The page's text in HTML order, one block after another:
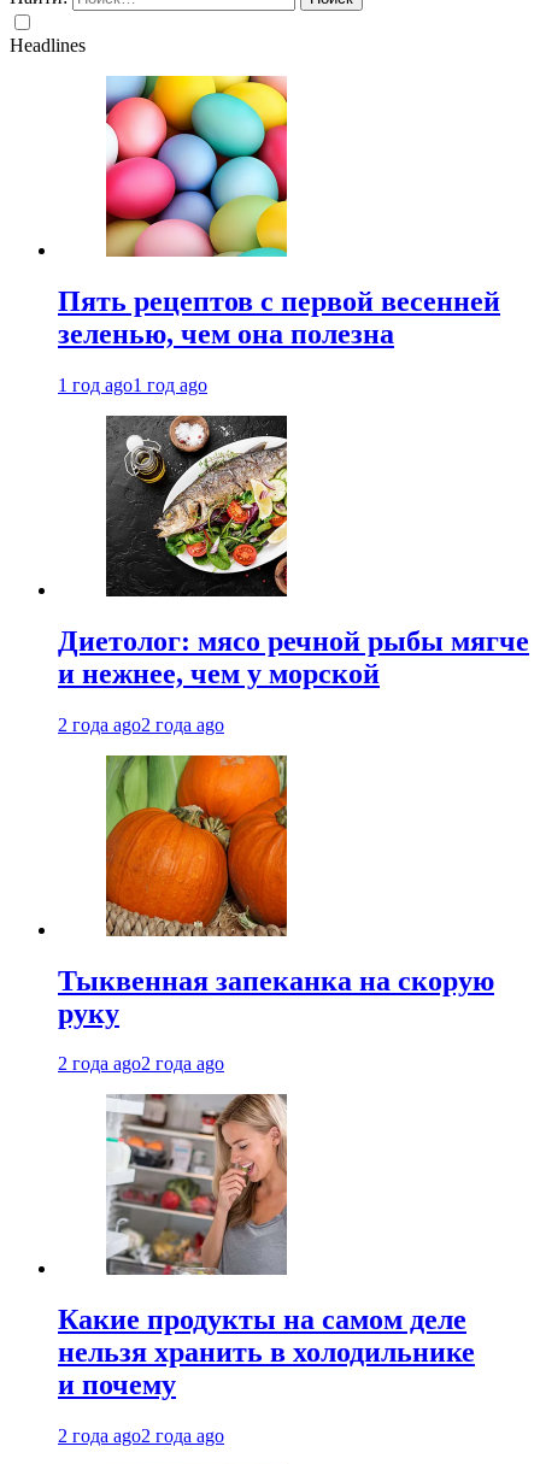
Headlines
Пять рецептов с первой весенней
зеленью, чем она полезна
1 год ago1 год ago
Диетолог: мясо речной рыбы мягче
и нежнее, чем у морской
2 года ago2 года ago
Тыквенная запеканка на скорую
руку
2 года ago2 года ago
Какие продукты на самом деле
нельзя хранить в холодильнике
и почему
2 года ago2 года ago